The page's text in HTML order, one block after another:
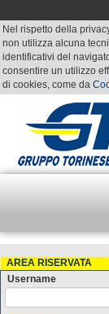
Nel rispetto della
non utilizza alcuna
identificativi del
consentire un utilizzo
di cookies, come da
AREA RISERVATA
Username